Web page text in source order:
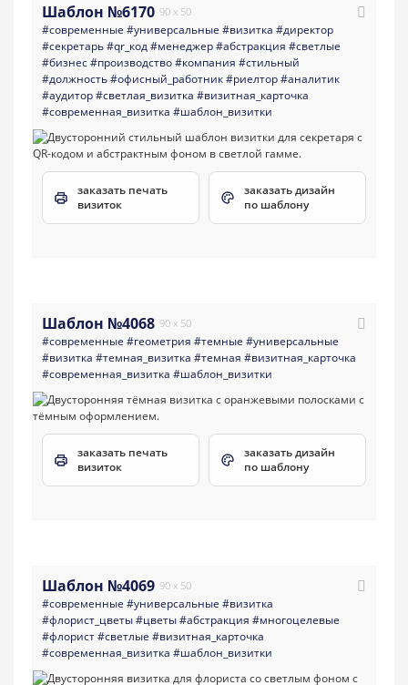
Шаблон №6170 90 x 50
#современные #универсальные #визитка #директор
#секретарь#qr_код#менеджер#абстракция #светлые
#бизнес#производство#компания #стильный
#должность#офисный_работник#риелтор#аналитик
#аудитор#светлая_визитка #визитная_карточка
#современная_визитка #шаблон_визитки
заказать печать
визиток
заказать дизайн
по шаблону
Шаблон №4068 90 x 50
#современные #геометрия #темные #универсальные
#визитка #темная_визитка #темная #визитная_карточка
#современная_визитка #шаблон_визитки
заказать печать
визиток
заказать дизайн
по шаблону
Шаблон №4069 90 x 50
#современные #универсальные #визитка
#флорист_цветы#цветы#абстракция #многоцелевые
#флорист#светлые #визитная_карточка
#современная_визитка #шаблон_визитки